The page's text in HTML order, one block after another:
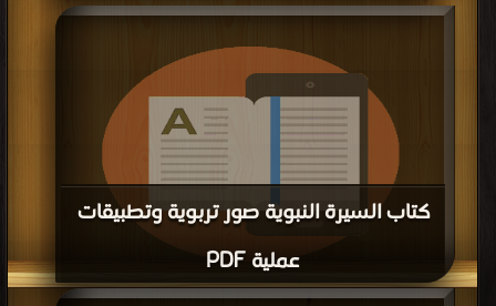
قراءة و تحميل كتاب كتاب محمد رسول الله نسخة مصورة PDF مجانا | مكتبة >
كتب
في| التحميل : مرة/مرات
كتاب السيرة النبوية صور تربوية وتطبيقات
عملية PDF